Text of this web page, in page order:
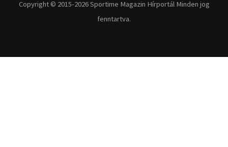
Copyright © 2015-2026 Sportime Magazin Hírportál Minden jog
fenntartva.